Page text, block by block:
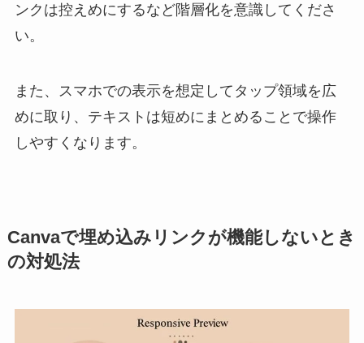
ンクは控えめにするなど階層化を意識してくださ
い。
また、スマホでの表示を想定してタップ領域を広
めに取り、テキストは短めにまとめることで操作
しやすくなります。
Canvaで埋め込みリンクが機能しないとき
の対処法